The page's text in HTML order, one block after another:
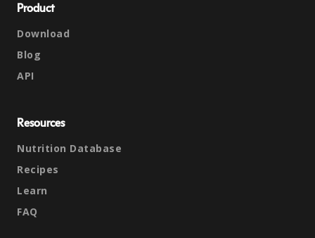
Product
Download
Blog
API
Resources
Nutrition Database
Recipes
Learn
FAQ